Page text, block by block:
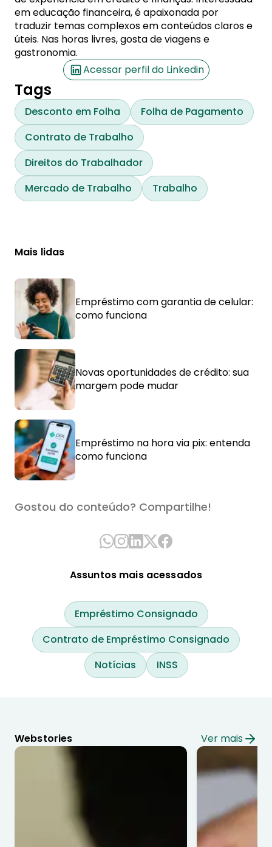
em educação financeira, é apaixonada por
traduzir temas complexos em conteúdos claros e
úteis. Nas horas livres, gosta de viagens e
gastronomia.
Acessar perfil do Linkedin
Tags
Desconto em Folha
Folha de Pagamento
Contrato de Trabalho
Direitos do Trabalhador
Mercado de Trabalho
Trabalho
Mais lidas
Empréstimo com garantia de celular:
como funciona
Novas oportunidades de crédito: sua
margem pode mudar
Empréstimo na hora via pix: entenda
como funciona
Gostou do conteúdo? Compartilhe!
Assuntos mais acessados
Empréstimo Consignado
Contrato de Empréstimo Consignado
Notícias
INSS
Webstories Ver mais